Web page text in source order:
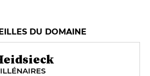
DU DOMAINE